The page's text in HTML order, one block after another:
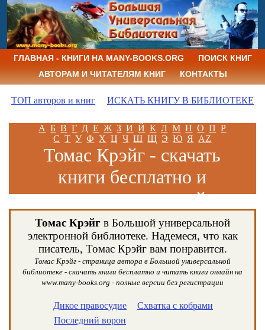
ГЛАВНАЯ - КНИГИ НА MANY-BOOKS.ORG
ПОИСК КНИГ
АВТОРАМ И ЧИТАТЕЛЯМ КНИГ
КОНТАКТЫ
ТОП авторов и книг ИСКАТЬ КНИГУ В БИБЛИОТЕКЕ
А Б В Г Д Е Ж З И Й К Л М Н О П Р
С Т У Ф Х Ц Ч Ш Щ Э Ю Я AZ
Томас Крэйг - скачать
книги бесплатно и
читать книги онлайн
Томас Крэйг в Большой универсальной
электронной библиотеке. Надемеся, что как
писатель, Томас Крэйг вам понравится.
Томас Крэйг - страница автора в Большой универсальной
библиотеке - скачать книги бесплатно и читать книги онлайн на
www.many-books.org - полные версии без регистрации
Дикое правосудие
Последний ворон
Схватка с кобрами